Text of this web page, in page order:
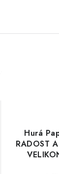
Hurá
RADOST